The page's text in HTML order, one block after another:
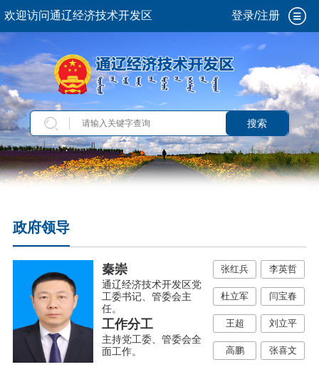
欢迎访问通辽经济技术开发区 登录/注册
搜索
政府领导
秦崇
通辽经济技术开发区党
工委书记、管委会主
任。
工作分工
主持党工委、管委会全
面工作。
张红兵 李英哲
杜立军 闫宝春
王超 刘立平
高鹏 张喜文